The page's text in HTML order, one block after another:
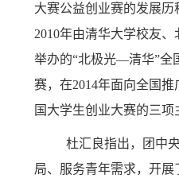
大赛公益创业赛的发展
2010年由清华大学校友、
举办的“北极光—清华”全
赛，在2014年面向全国推
国大学生创业大赛的三项
杜汇良指出，团中
局、服务青年需求，开